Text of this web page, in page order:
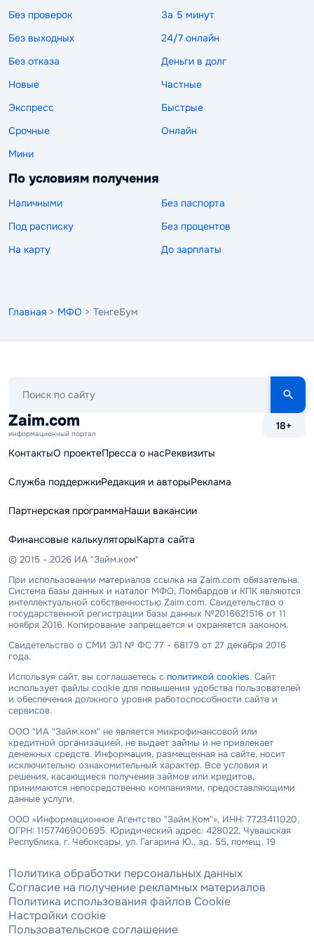
Без проверок
За 5 минут
Без выходных
24/7 онлайн
Без отказа
Деньги в долг
Новые
Частные
Экспресс
Быстрые
Срочные
Онлайн
Мини
По условиям получения
Наличными
Без паспорта
Под расписку
Без процентов
На карту
До зарплаты
Главная > МФО > ТенгеБум
сайту
Zaim.com
информационный портал
18+
КонтактыО проектеПресса о насРеквизиты
Служба поддержкиРедакция и авторыРеклама
Партнерская программаНаши вакансии
Финансовые калькуляторыКарта сайта
© 2015 - 2026 ИА "Займ.ком"
При использовании материалов ссылка на Zaim.com обязательна.
Система базы данных и каталог МФО, Ломбардов и КПК являются
интеллектуальной собственностью Zaim.com. Свидетельство о
государственной регистрации базы данных №2016621516 от 11
ноября 2016. Копирование запрещается и охраняется законом.
Свидетельство о СМИ ЭЛ № ФС 77 - 68179 от 27 декабря 2016
года.
Используя сайт, вы соглашаетесь с политикой cookies. Сайт
использует файлы cookie для повышения удобства пользователей
и обеспечения должного уровня работоспособности сайта и
сервисов.
ООО "ИА "Займ.ком" не является микрофинансовой или
кредитной организацией, не выдает займы и не привлекает
денежных средств. Информация, размещенная на сайте, носит
исключительно ознакомительный характер. Все условия и
решения, касающиеся получения займов или кредитов,
принимаются непосредственно компаниями, предоставляющими
данные услуги.
ООО «Информационное Агентство "Займ.Ком"», ИНН: 7723411020,
ОГРН: 1157746900695. Юридический адрес: 428022, Чувашская
Республика, г. Чебоксары, ул. Гагарина Ю., зд. 55, помещ. 19
Политика обработки персональных данных
Согласие на получение рекламных материалов
Политика использования файлов Cookie
Настройки cookie
Пользовательское соглашение